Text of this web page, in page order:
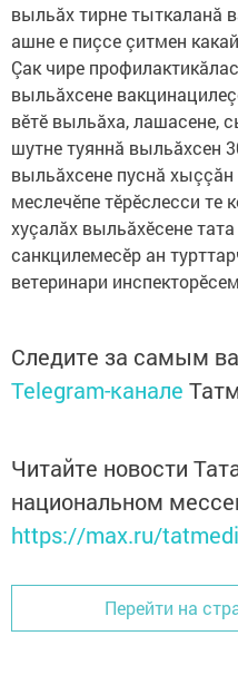
выльăх тирне тыткаланă
ашне е пиçсе çитмен
Çак чире
выльăхсене
вӗтӗ выльăха, лашасене,
шутне туяннă выльăхсен
выльăхсене пуснă хыççăн
меслечӗпе тӗрӗслесси те
хуçалăх выльăхӗсене
санкцилемесӗр ан
ветеринари
Следите за самым
Telegram-канале
Читайте новости
национальном
https://max.ru/
Перейти на